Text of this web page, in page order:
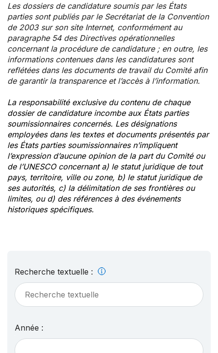
Les dossiers de candidature soumis par les États
parties sont publiés par le Secrétariat de la Convention
de 2003 sur son site Internet, conformément au
paragraphe 54 des Directives opérationnelles
concernant la procédure de candidature ; en outre, les
informations contenues dans les candidatures sont
reflétées dans les documents de travail du Comité afin
de garantir la transparence et l’accès à l’information.
La responsabilité exclusive du contenu de chaque
dossier de candidature incombe aux États parties
soumissionnaires concernés. Les désignations
employées dans les textes et documents présentés par
les États parties soumissionnaires n’impliquent
l’expression d’aucune opinion de la part du Comité ou
de l’UNESCO concernant a) le statut juridique de tout
pays, territoire, ville ou zone, b) le statut juridique de
ses autorités, c) la délimitation de ses frontières ou
limites, ou d) des références à des événements
historiques spécifiques.
Recherche textuelle :
Année :